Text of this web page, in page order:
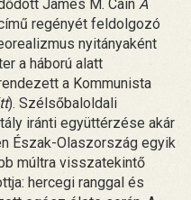
James M. Cain A
regényét feldolgozó
nyitányaként
a háború alatt
a Kommunista
). Szélsőbaloldali
iránti együttérzése akár
Észak-Olaszország egyik
múltra visszatekintő
hercegi ranggal és